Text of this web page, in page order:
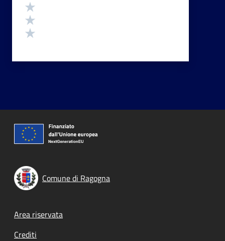
Comune di Ragogna
Footer menu
Area riservata
Crediti